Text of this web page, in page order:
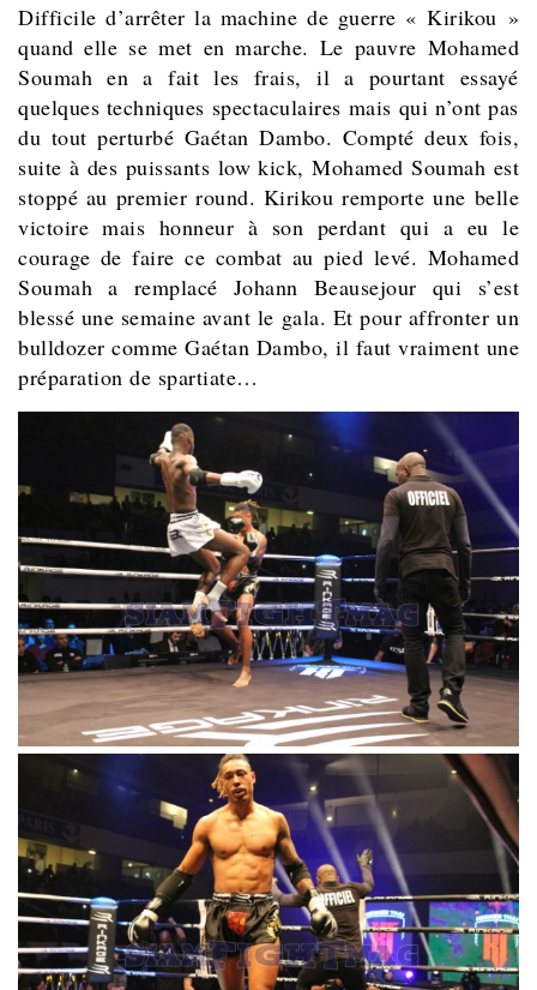
Difficile d’arrêter la machine de guerre « Kirikou »
quand elle se met en marche. Le pauvre Mohamed
Soumah en a fait les frais, il a pourtant essayé
quelques techniques spectaculaires mais qui n’ont pas
du tout perturbé Gaétan Dambo. Compté deux fois,
suite à des puissants low kick, Mohamed Soumah est
stoppé au premier round. Kirikou remporte une belle
victoire mais honneur à son perdant qui a eu le
courage de faire ce combat au pied levé. Mohamed
Soumah a remplacé Johann Beausejour qui s’est
blessé une semaine avant le gala. Et pour affronter un
bulldozer comme Gaétan Dambo, il faut vraiment une
préparation de spartiate…